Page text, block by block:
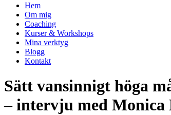
Hem
Om mig
Coaching
Kurser & Workshops
Mina verktyg
Blogg
Kontakt
Sätt vansinnigt höga
– intervju med Monica